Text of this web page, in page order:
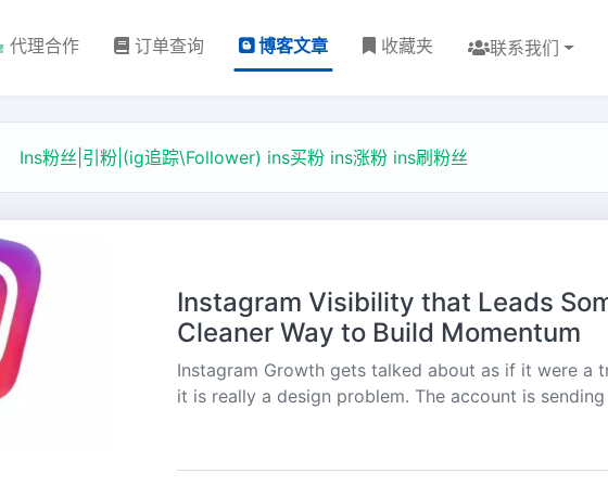
代理合作 订单查询 博客文章 收藏夹 联系我们
Ins粉丝|引粉|(ig追踪\Follower) ins买粉 ins涨粉 ins刷粉丝
Instagram Visibility that Leads
Cleaner Way to Build Momentum
Instagram Growth gets talked about as if it were a
it is really a design problem. The account is